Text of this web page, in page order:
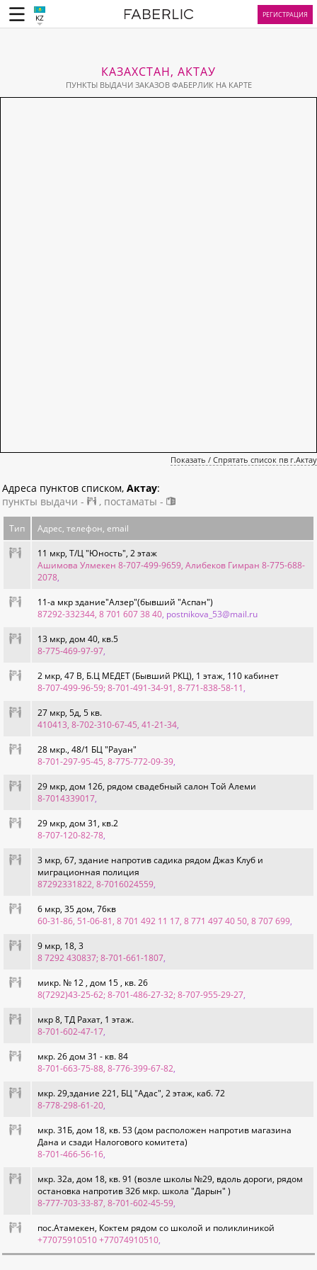
KZ РЕГИСТРАЦИЯ
КАЗАХСТАН, АКТАУ
ПУНКТЫ ВЫДАЧИ ЗАКАЗОВ ФАБЕРЛИК НА КАРТЕ
Показать / Спрятать список пв г.Актау
Адреса пунктов списком, Актау:
пункты выдачи -
, постаматы -
Тип Адрес, телефон, email
11 мкр, Т/Ц "Юность", 2 этаж
Ашимова Улмекен 8-707-499-9659, Алибеков Гимран 8-775-688-
2078,
11-а мкр здание"Алзер"(бывший "Аспан")
87292-332344, 8 701 607 38 40, postnikova_53@mail.ru
13 мкр, дом 40, кв.5
8-775-469-97-97,
2 мкр, 47 В, Б.Ц МЕДЕТ (Бывший РКЦ), 1 этаж, 110 кабинет
8-707-499-96-59; 8-701-491-34-91, 8-771-838-58-11,
27 мкр, 5д, 5 кв.
410413, 8-702-310-67-45, 41-21-34,
28 мкр., 48/1 БЦ "Рауан"
8-701-297-95-45, 8-775-772-09-39,
29 мкр, дом 126, рядом свадебный салон Той Алеми
8-7014339017,
29 мкр, дом 31, кв.2
8-707-120-82-78,
3 мкр, 67, здание напротив садика рядом Джаз Клуб и
миграционная полиция
87292331822, 8-7016024559,
6 мкр, 35 дом, 76кв
60-31-86, 51-06-81, 8 701 492 11 17, 8 771 497 40 50, 8 707 699,
9 мкр, 18, 3
8 7292 430837; 8-701-661-1807,
микр. № 12 , дом 15 , кв. 26
8(7292)43-25-62; 8-701-486-27-32; 8-707-955-29-27,
мкр 8, ТД Рахат, 1 этаж.
8-701-602-47-17,
мкр. 26 дом 31 - кв. 84
8-701-663-75-88, 8-776-399-67-82,
мкр. 29,здание 221, БЦ "Адас", 2 этаж, каб. 72
8-778-298-61-20,
мкр. 31Б, дом 18, кв. 53 (дом расположен напротив магазина
Дана и сзади Налогового комитета)
8-701-466-56-16,
мкр. 32а, дом 18, кв. 91 (возле школы №29, вдоль дороги, рядом
остановка напротив 32б мкр. школа "Дарын" )
8-777-703-33-87, 8-701-602-45-59,
пос.Атамекен, Коктем рядом со школой и поликлиникой
+77075910510 +77074910510,